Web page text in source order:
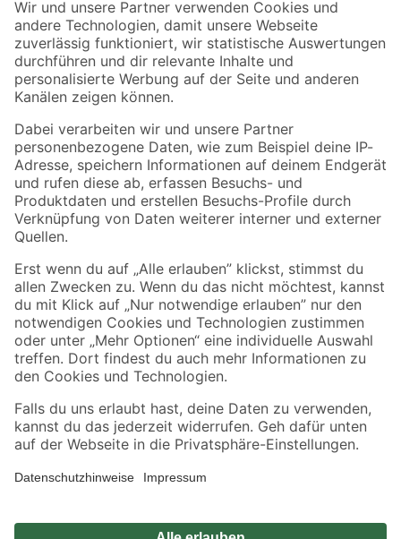
Der toom Newsletter: Keine Angebote und Aktionen mehr verpassen!
Zur Newsletter Anmeldung
Folge uns
Zahlungsarten Versandarten
Sicher einkaufen
Jetzt die toom-App herunterladen
Alle Preisangaben in EUR inkl. gesetzl. MwSt.. Die dargestellten Angebote sind unter
Umständen nicht in allen Märkten verfügbar. Die angegebenen Verfügbarkeiten beziehen
Produkte nur solange der Vorrat reicht.
*Paketversand ab 59 € versandkostenfrei, gilt nicht für Artikel mit Speditionsversand, hier
Privatsphäre Impressum